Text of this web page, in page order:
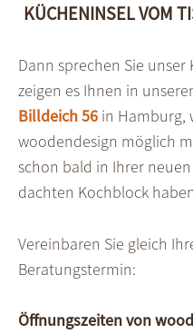
KÜCHENINSEL VOM
Dann sprechen Sie unser
zeigen es Ihnen in
Billdeich 56 in Hamburg,
woodendesign möglich
schon bald in Ihrer
dachten Koch­block
Vereinbaren Sie gleich
Beratungstermin:
Öffnungszeiten von